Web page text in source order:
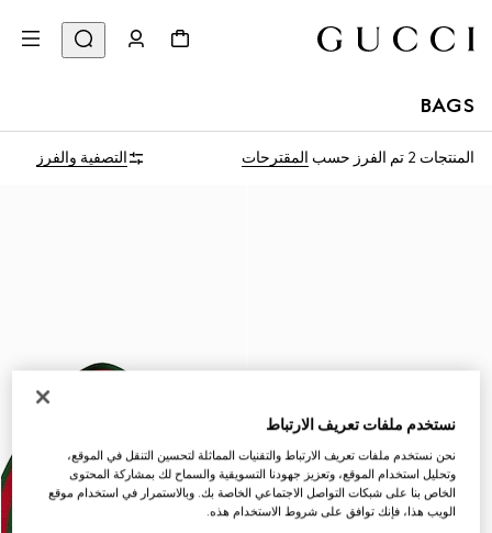
BAGS
المنتجات 2 تم الفرز حسب المقترحات التصفية والفرز
نستخدم ملفات تعريف الارتباط
نحن نستخدم ملفات تعريف الارتباط والتقنيات المماثلة لتحسين التنقل في الموقع،
وتحليل استخدام الموقع، وتعزيز جهودنا التسويقية والسماح لك بمشاركة المحتوى
الخاص بنا على شبكات التواصل الاجتماعي الخاصة بك. وبالاستمرار في استخدام موقع
الويب هذا، فإنك توافق على شروط الاستخدام هذه.